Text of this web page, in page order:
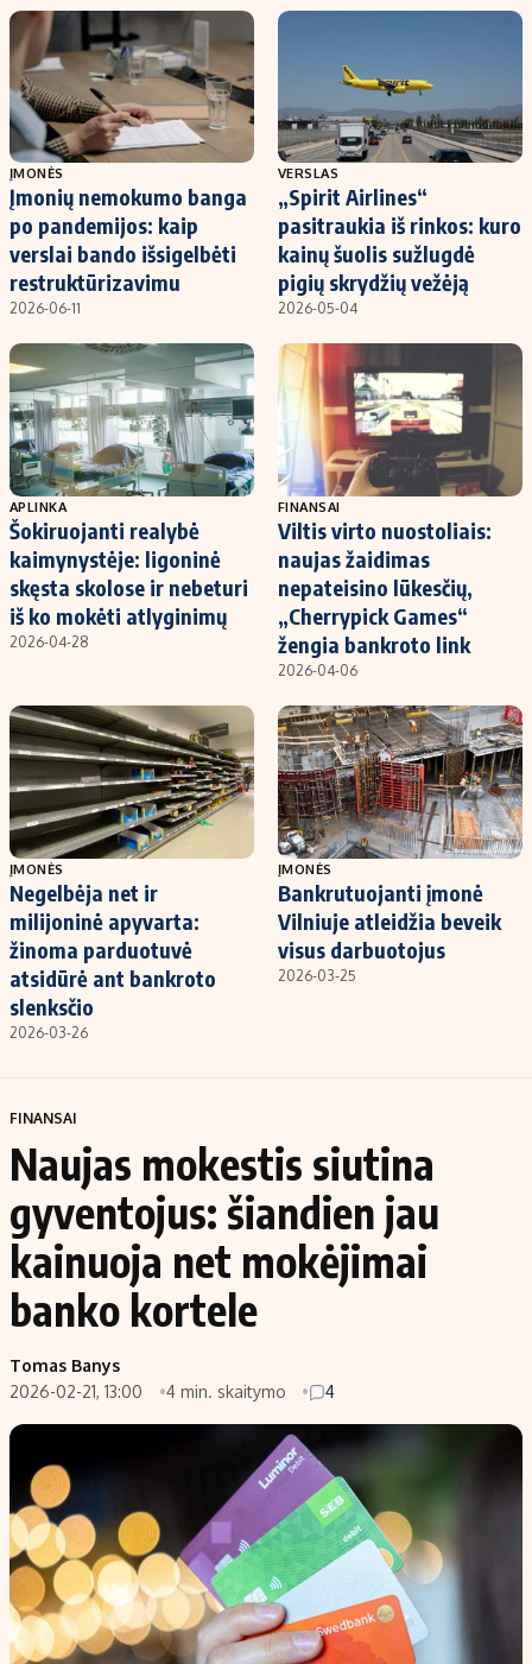
ĮMONĖS
Įmonių nemokumo banga
po pandemijos: kaip
verslai bando išsigelbėti
restruktūrizavimu
2026-06-11
VERSLAS
„Spirit Airlines“
pasitraukia iš rinkos: kuro
kainų šuolis sužlugdė
pigių skrydžių vežėją
2026-05-04
APLINKA
Šokiruojanti realybė
kaimynystėje: ligoninė
skęsta skolose ir nebeturi
iš ko mokėti atlyginimų
2026-04-28
FINANSAI
Viltis virto nuostoliais:
naujas žaidimas
nepateisino lūkesčių,
„Cherrypick Games“
žengia bankroto link
2026-04-06
ĮMONĖS
Negelbėja net ir
milijoninė apyvarta:
žinoma parduotuvė
atsidūrė ant bankroto
slenksčio
2026-03-26
ĮMONĖS
Bankrutuojanti įmonė
Vilniuje atleidžia beveik
visus darbuotojus
2026-03-25
FINANSAI
Naujas mokestis siutina
gyventojus: šiandien jau
kainuoja net mokėjimai
banko kortele
Tomas Banys
2026-02-21, 13:00
4 min. skaitymo 4